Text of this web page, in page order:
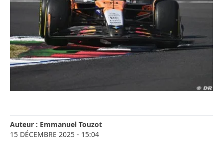
Auteur : Emmanuel Touzot
15 DÉCEMBRE 2025 - 15:04